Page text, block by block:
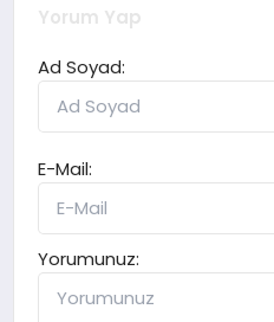
Yorum Yap
Ad Soyad:
E-Mail:
Yorumunuz: